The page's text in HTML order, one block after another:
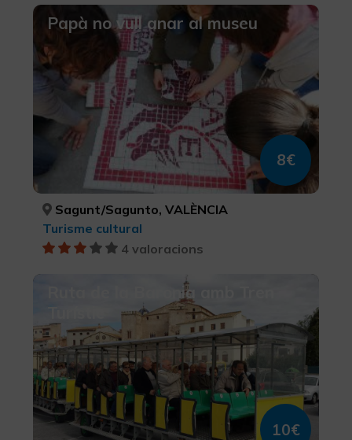
Papà no vull anar al museu
8€
Sagunt/Sagunto, VALÈNCIA
Turisme cultural
4 valoracions
Ruta de la Baronia amb Tren
Turístic
10€